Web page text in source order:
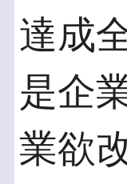
達成
是企
業欲